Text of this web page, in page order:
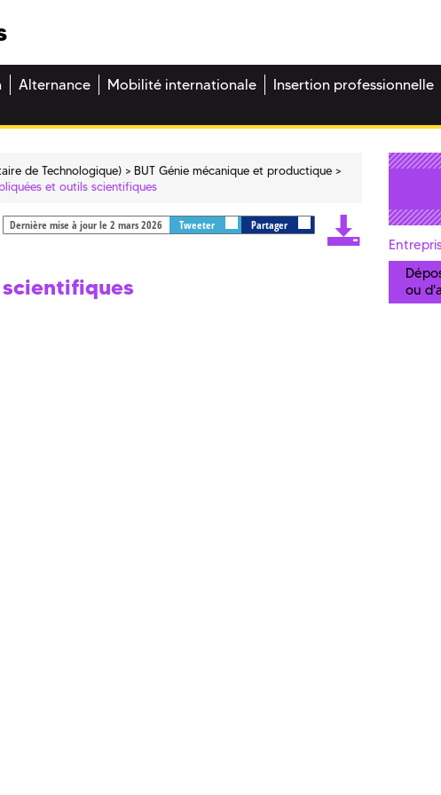
Alternance Mobilité internationale
Insertion professionnelle
de Technologique)
BUT Génie mécanique et productique
et outils scientifiques
Dernière mise à jour le 2 mars 2026 Tweeter Partager
ou